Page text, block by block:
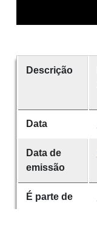
Descrição
Data
Data de
emissão
É parte de